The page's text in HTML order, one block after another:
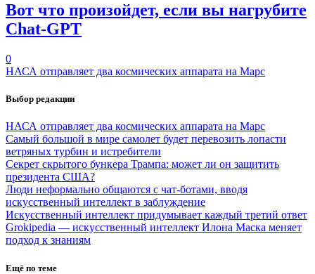
Вот что произойдет, если вы нагрубите
Chаt-GPT
0
НАСА отправляет два космических аппарата на Марс
Выбор редакции
НАСА отправляет два космических аппарата на Марс
Самый большой в мире самолет будет перевозить лопасти
ветряных турбин и истребители
Секрет скрытого бункера Трампа: может ли он защитить
президента США?
Люди неформально общаются с чат-ботами, вводя
искусственный интеллект в заблуждение
Искусственный интеллект придумывает каждый третий ответ
Grokipedia — искусственный интеллект Илона Маска меняет
подход к знаниям
Ещё по теме